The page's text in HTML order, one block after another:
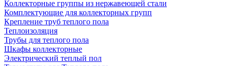
Коллекторные группы из нержавеющей стали
Комплектующие для коллекторных групп
Крепление труб теплого пола
Теплоизоляция
Трубы для теплого пола
Шкафы коллекторные
Электрический теплый пол